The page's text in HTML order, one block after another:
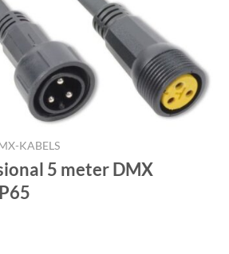
KABELS
5 meter DMX